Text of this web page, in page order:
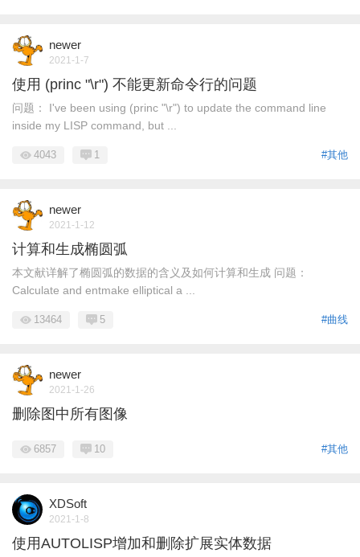
newer
2021-1-7
使用 (princ "\r") 不能更新命令行的问题
问题： I've been using (princ "\r") to update the command line
inside my LISP command, but ...
#其他
4043 1
newer
2021-1-12
计算和生成椭圆弧
本文献详解了椭圆弧的数据的含义及如何计算和生成 问题：
Calculate and entmake elliptical a ...
#曲线
13464 5
newer
2021-1-26
删除图中所有图像
#其他
6857 10
XDSoft
2021-1-8
使用AUTOLISP增加和删除扩展实体数据